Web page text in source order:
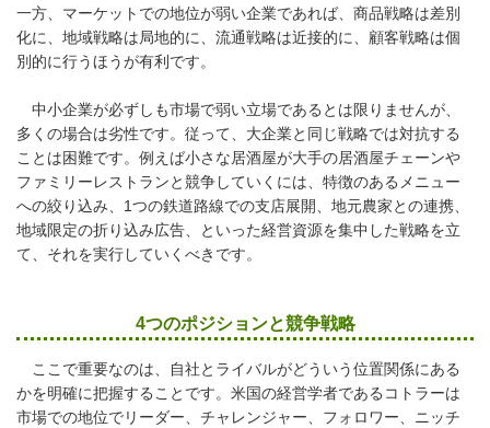
一方、マーケットでの地位が弱い企業であれば、商品戦略は差別
化に、地域戦略は局地的に、流通戦略は近接的に、顧客戦略は個
別的に行うほうが有利です。
中小企業が必ずしも市場で弱い立場であるとは限りませんが、
多くの場合は劣性です。従って、大企業と同じ戦略では対抗する
ことは困難です。例えば小さな居酒屋が大手の居酒屋チェーンや
ファミリーレストランと競争していくには、特徴のあるメニュー
への絞り込み、1つの鉄道路線での支店展開、地元農家との連携、
地域限定の折り込み広告、といった経営資源を集中した戦略を立
て、それを実行していくべきです。
4つのポジションと競争戦略
ここで重要なのは、自社とライバルがどういう位置関係にある
かを明確に把握することです。米国の経営学者であるコトラーは
市場での地位でリーダー、チャレンジャー、フォロワー、ニッチ